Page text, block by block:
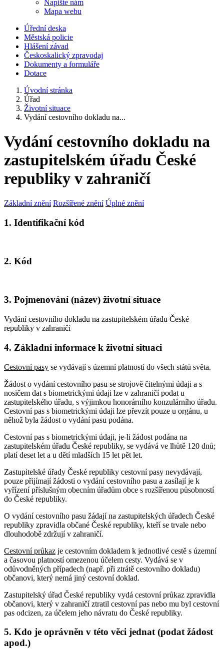
Napište nám
Mapa webu
Úřední deska
Městská policie
Hlášení závad
Českoskalický zpravodaj
Dokumenty a formuláře
Dotace
Úvodní stránka
Úřad
Životní situace
Vydání cestovního dokladu na...
Vydání cestovního dokladu na
zastupitelském úřadu České
republiky v zahraničí
Základní znění Rozšířené znění Úplné znění
1. Identifikační kód
2. Kód
3. Pojmenování (název) životní situace
Vydání cestovního dokladu na zastupitelském úřadu České
republiky v zahraničí
4. Základní informace k životní situaci
Cestovní pasy se vydávají s územní platností do všech států světa.
Žádost o vydání cestovního pasu se strojově čitelnými údaji a s
nosičem dat s biometrickými údaji lze v zahraničí podat u
zastupitelského úřadu, s výjimkou honorárního konzulárního úřadu.
Cestovní pas s biometrickými údaji lze převzít pouze u orgánu, u
něhož byla žádost o vydání pasu podána.
Cestovní pas s biometrickými údaji, je-li žádost podána na
zastupitelském úřadu České republiky, se vydává ve lhůtě 120 dnů;
platí deset let a u dětí mladších 15 let pět let.
Zastupitelské úřady České republiky cestovní pasy nevydávají,
pouze přijímají žádosti o vydání cestovního pasu a zasílají je k
vyřízení příslušným obecním úřadům obce s rozšířenou působností
do České republiky.
O vydání cestovního pasu žádají na zastupitelských úřadech České
republiky zpravidla občané České republiky, kteří se trvale nebo
dlouhodobě zdržují v zahraničí.
Cestovní průkaz je cestovním dokladem k jednotlivé cestě s územní
a časovou platností omezenou účelem cesty. Vydává se v
odůvodněných případech (např. při ztrátě cestovního dokladu)
občanovi, který nemá jiný cestovní doklad.
Zastupitelský úřad České republiky vydá cestovní průkaz zpravidla
občanovi, který v zahraničí ztratil cestovní pas nebo mu byl cestovní
pas odcizen, za účelem jeho návratu do České republiky.
5. Kdo je oprávněn v této věci jednat (podat žádost
apod.)